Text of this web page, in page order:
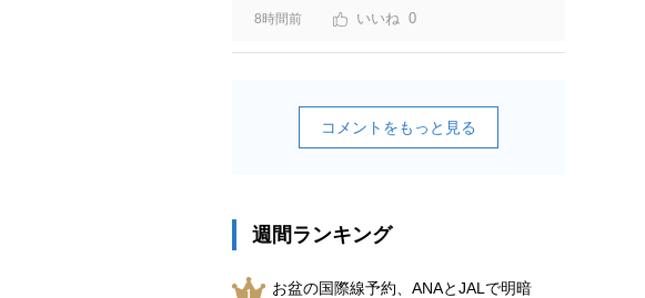
れるんじゃないか」と勝手に穴掘ったりしそうな国
の人は来ないでほしいですね。
8時間前 0
コメントをもっと見る
週間ランキング
お盆の国際線予約、ANAとJALで明暗